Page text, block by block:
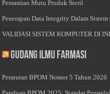
Pemastian Mutu Produk Steril
Penerapan Data Integrity Dalam
VALIDASI SISTEM KOMPUTER DI
Gudang Ilmu Farmasi
Peraturan BPOM Nomor 5 Tahun 2026